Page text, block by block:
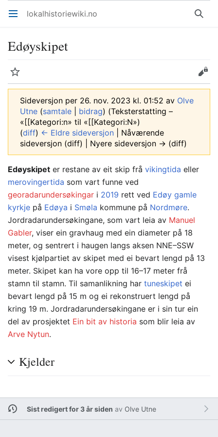
Åpne hovedmenyen lokalhistoriewiki.no Søk
Edøyskipet
Overvåk Rediger
Sideversjon per 26. nov. 2023 kl. 01:52 av Olve
Utne (samtale bidrag) (Teksterstatting –
«[[Kategori:n» til «[[Kategori:N»)
(diff) ← Eldre sideversjon | Nåværende
sideversjon (diff) | Nyere sideversjon → (diff)
Edøyskipet er restane av eit skip frå vikingtida eller
merovingertida som vart funne ved
georadarundersøkingar i 2019 rett ved Edøy gamle
kyrkje på Edøya i Smøla kommune på Nordmøre.
Jordradarundersøkingane, som vart leia av Manuel
Gabler, viser ein gravhaug med ein diameter på 18
meter, og sentrert i haugen langs aksen NNE–SSW
visest kjølpartiet av skipet med ei bevart lengd på 13
meter. Skipet kan ha vore opp til 16–17 meter frå
stamn til stamn. Til samanlikning har tuneskipet ei
bevart lengd på 15 m og ei rekonstruert lengd på
kring 19 m. Jordradarundersøkingane er i sin tur ein
del av prosjektet Ein bit av historia som blir leia av
Arve Nytun.
Kjelder
Sist redigert for 3 år siden av Olve Utne